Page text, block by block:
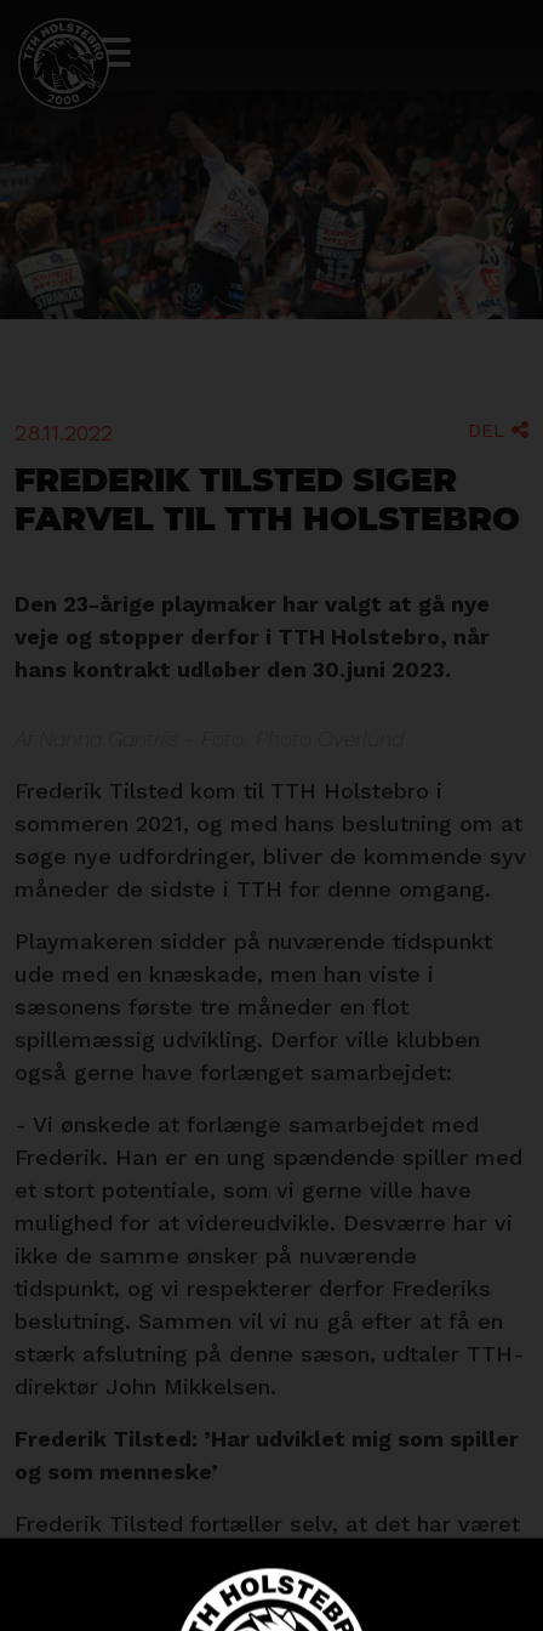
28.11.2022 DEL 
Frederik Tilsted siger
farvel til TTH Holstebro
Den 23-årige playmaker har valgt at gå nye
veje og stopper derfor i TTH Holstebro, når
hans kontrakt udløber den 30.juni 2023.
Frederik Tilsted kom til TTH Holstebro i
sommeren 2021, og med hans beslutning om at
søge nye udfordringer, bliver de kommende syv
måneder de sidste i TTH for denne omgang.
Playmakeren sidder på nuværende tidspunkt
ude med en knæskade, men han viste i
sæsonens første tre måneder en flot
spillemæssig udvikling. Derfor ville klubben
også gerne have forlænget samarbejdet:
- Vi ønskede at forlænge samarbejdet med
Frederik. Han er en ung spændende spiller med
et stort potentiale, som vi gerne ville have
mulighed for at videreudvikle. Desværre har vi
ikke de samme ønsker på nuværende
tidspunkt, og vi respekterer derfor Frederiks
beslutning. Sammen vil vi nu gå efter at få en
stærk afslutning på denne sæson, udtaler TTH-
direktør John Mikkelsen.
Frederik Tilsted: ’Har udviklet mig som spiller
og som menneske’
Frederik Tilsted fortæller selv, at det har været
- Jeg har lært meget i min tid i TTH Holstebro.